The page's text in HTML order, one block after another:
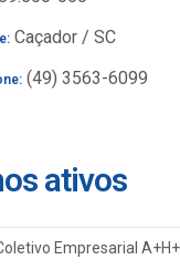
Caçador / SC
(49) 3563-6099
ativos
Empresarial